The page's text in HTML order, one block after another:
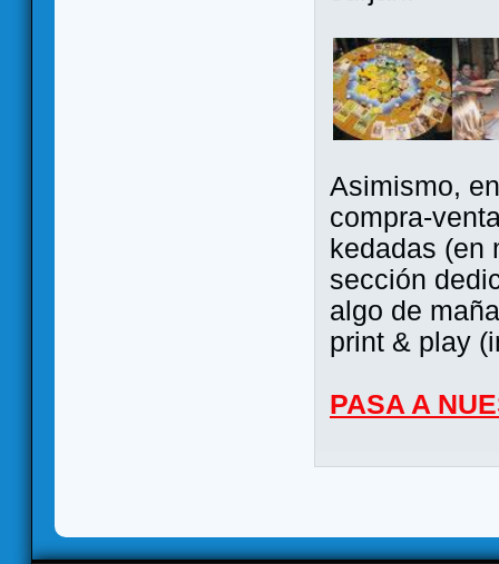
Asimismo,
compra-
kedadas (en
sección
algo de
print & play
PASA A